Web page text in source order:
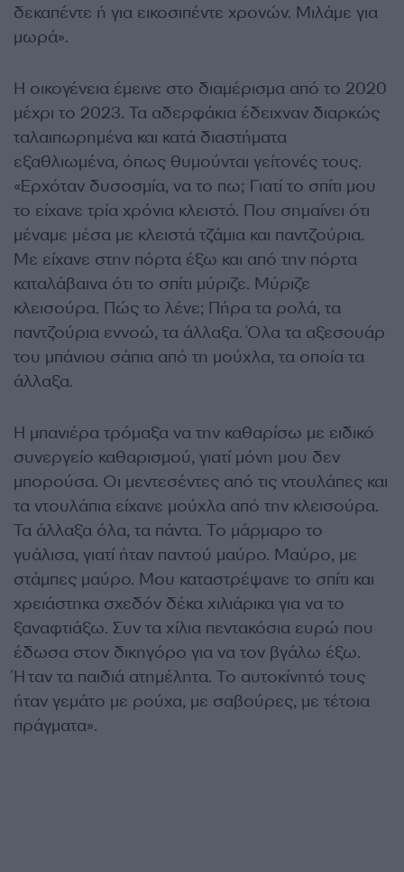
δεκαπέντε ή για εικοσιπέντε χρονών. Μιλάμε για
μωρά».
Η οικογένεια έμεινε στο διαμέρισμα από το 2020
μέχρι το 2023. Τα αδερφάκια έδειχναν διαρκώς
ταλαιπωρημένα και κατά διαστήματα
εξαθλιωμένα, όπως θυμούνται γείτονές τους.
«Ερχόταν δυσοσμία, να το πω; Γιατί το σπίτι μου
το είχανε τρία χρόνια κλειστό. Που σημαίνει ότι
μέναμε μέσα με κλειστά τζάμια και παντζούρια.
Με είχανε στην πόρτα έξω και από την πόρτα
καταλάβαινα ότι το σπίτι μύριζε. Μύριζε
κλεισούρα. Πώς το λένε; Πήρα τα ρολά, τα
παντζούρια εννοώ, τα άλλαξα. Όλα τα αξεσουάρ
του μπάνιου σάπια από τη μούχλα, τα οποία τα
άλλαξα.
Η μπανιέρα τρόμαξα να την καθαρίσω με ειδικό
συνεργείο καθαρισμού, γιατί μόνη μου δεν
μπορούσα. Οι μεντεσέντες από τις ντουλάπες και
τα ντουλάπια είχανε μούχλα από την κλεισούρα.
Τα άλλαξα όλα, τα πάντα. Το μάρμαρο το
γυάλισα, γιατί ήταν παντού μαύρο. Μαύρο, με
στάμπες μαύρο. Μου καταστρέψανε το σπίτι και
χρειάστηκα σχεδόν δέκα χιλιάρικα για να το
ξαναφτιάξω. Συν τα χίλια πεντακόσια ευρώ που
έδωσα στον δικηγόρο για να τον βγάλω έξω.
Ήταν τα παιδιά ατημέλητα. Το αυτοκίνητό τους
ήταν γεμάτο με ρούχα, με σαβούρες, με τέτοια
πράγματα».